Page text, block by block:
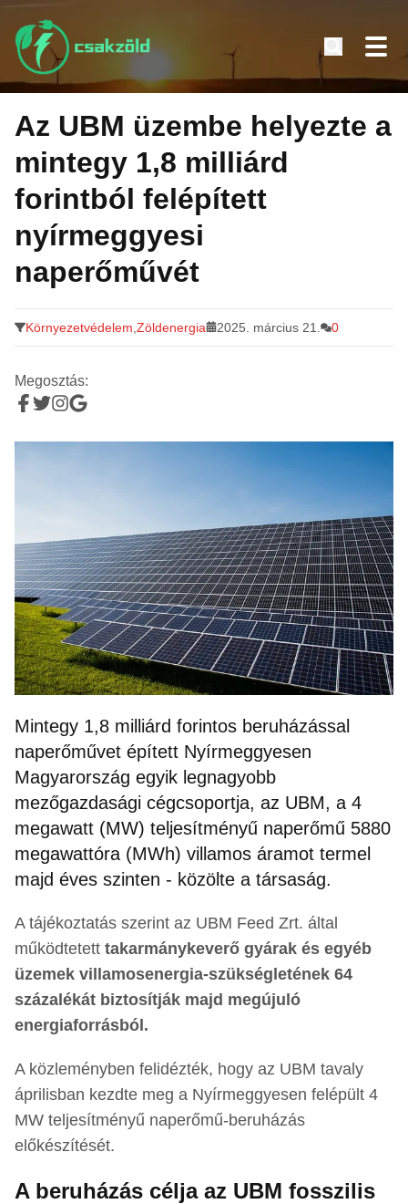
Tovább
tartalomra
Az UBM üzembe helyezte a
mintegy 1,8 milliárd
forintból felépített
nyírmeggyesi
naperőművét
Környezetvédelem Zöldenergia 2025. március 21. 0
Megosztás:
Mintegy 1,8 milliárd forintos beruházással
naperőművet épített Nyírmeggyesen
Magyarország egyik legnagyobb
mezőgazdasági cégcsoportja, az UBM, a 4
megawatt (MW) teljesítményű naperőmű 5880
megawattóra (MWh) villamos áramot termel
majd éves szinten - közölte a társaság.
A tájékoztatás szerint az UBM Feed Zrt. által
működtetett takarmánykeverő gyárak és egyéb
üzemek villamosenergia-szükségletének 64
százalékát biztosítják majd megújuló
energiaforrásból.
A közleményben felidézték, hogy az UBM tavaly
áprilisban kezdte meg a Nyírmeggyesen felépült 4
MW teljesítményű naperőmű-beruházás
előkészítését.
A beruházás célja az UBM fosszilis